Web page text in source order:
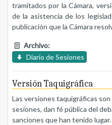
tramitados por la Cámara,
de la asistencia de los
publicación que la Cámara
Archivo:
Diario de Sesiones
Versión Taquigráfica
Las versiones taquigráficas
sesiones, dan fé pública del
sanciones que han tenido